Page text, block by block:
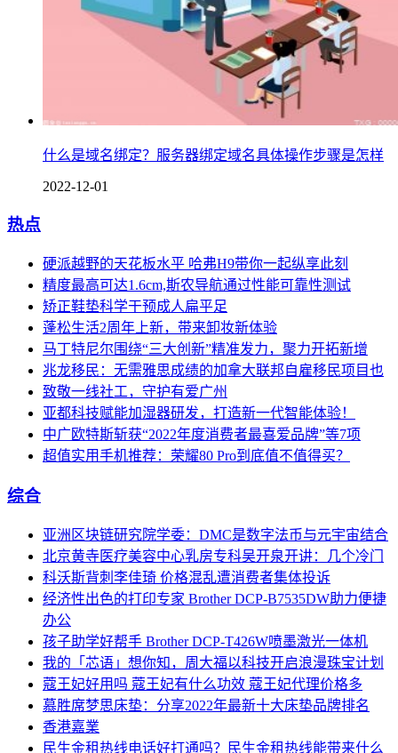
什么是域名绑定？服务器绑定域名具体操作步骤是怎样
2022-12-01
热点
硬派越野的天花板水平 哈弗H9带你一起纵享此刻
精度最高可达1.6cm,斯农导航通过性能可靠性测试
矫正鞋垫科学干预成人扁平足
蓬松生活2周年上新，带来卸妆新体验
马丁特尼尔围绕“三大创新”精准发力，聚力开拓新增
兆龙移民：无需雅思成绩的加拿大联邦自雇移民项目也
致敬一线社工，守护有爱广州
亚都科技赋能加湿器研发，打造新一代智能体验！
中广欧特斯斩获“2022年度消费者最喜爱品牌”等7项
超值实用手机推荐：荣耀80 Pro到底值不值得买？
综合
亚洲区块链研究院学委：DMC是数字法币与元宇宙结合
北京黄寺医疗美容中心乳房专科吴开泉开讲：几个冷门
科沃斯背刺李佳琦 价格混乱遭消费者集体投诉
经济性出色的打印专家 Brother DCP-B7535DW助力便捷
办公
孩子助学好帮手 Brother DCP-T426W喷墨激光一体机
我的「芯语」想你知，周大福以科技开启浪漫珠宝计划
蔻王妃好用吗 蔻王妃有什么功效 蔻王妃代理价格多
慕胜席梦思床垫：分享2022年最新十大床垫品牌排名
香港嘉業
民生金租热线电话好打通吗？民生金租热线能带来什么